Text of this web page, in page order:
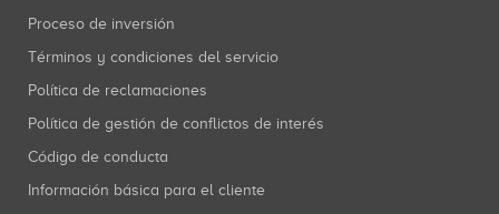
Proceso de inversión
Términos y condiciones del servicio
Política de reclamaciones
Política de gestión de conflictos de interés
Código de conducta
Información básica para el cliente